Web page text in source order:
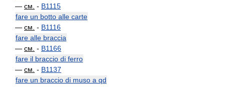
— см. - B1115
fare un botto alle carte
— см. - B1116
fare alle braccia
— см. - B1166
fare il braccio di ferro
— см. - B1137
fare un braccio di muso a qd